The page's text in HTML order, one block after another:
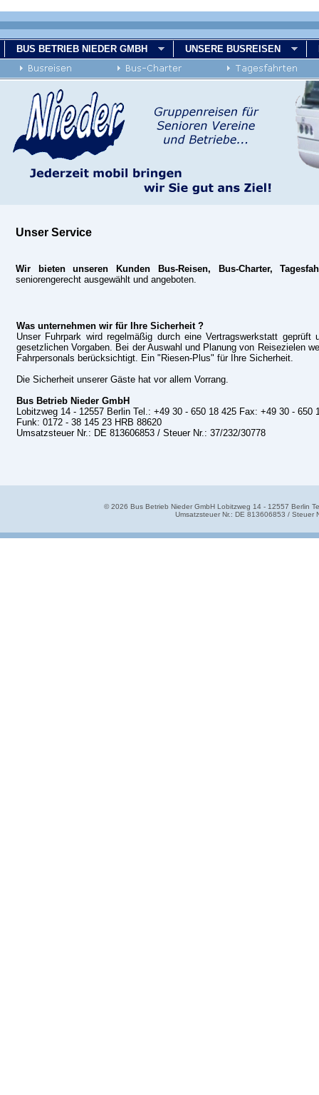
BUS BETRIEB NIEDER GMBH UNSERE BUSREISEN
Unser Service
Wir bieten unseren Kunden Bus-Reisen, Bus-Charter,
seniorengerecht ausgewählt und angeboten.
Was unternehmen wir für Ihre Sicherheit ?
Unser Fuhrpark wird regelmäßig durch eine Vertragswerkstatt geprüft
gesetzlichen Vorgaben. Bei der Auswahl und Planung von Reisezielen
Fahrpersonals berücksichtigt. Ein "Riesen-Plus" für Ihre Sicherheit.
Die Sicherheit unserer Gäste hat vor allem Vorrang.
Bus Betrieb Nieder GmbH
Lobitzweg 14 - 12557 Berlin Tel.: +49 30 - 650 18 425 Fax: +49 30 - 650
Funk: 0172 - 38 145 23 HRB 88620
Umsatzsteuer Nr.: DE 813606853 / Steuer Nr.: 37/232/30778
©2026 Bus Betrieb Nieder GmbH Lobitzweg 14 - 12557 Berlin
Umsatzsteuer Nr.: DE 813606853 / Steuer